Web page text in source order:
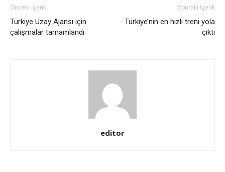
Önceki İçerik
Türkiye Uzay Ajansı için
çalışmalar tamamlandı
Sonraki İçerik
Türkiye’nin en hızlı treni yola
çıktı
editor